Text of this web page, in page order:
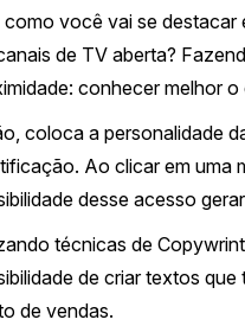
como você vai se
de TV aberta?
conhecer melhor o
coloca a personalidade
Ao clicar em uma
desse acesso
técnicas de
de criar textos
de vendas.